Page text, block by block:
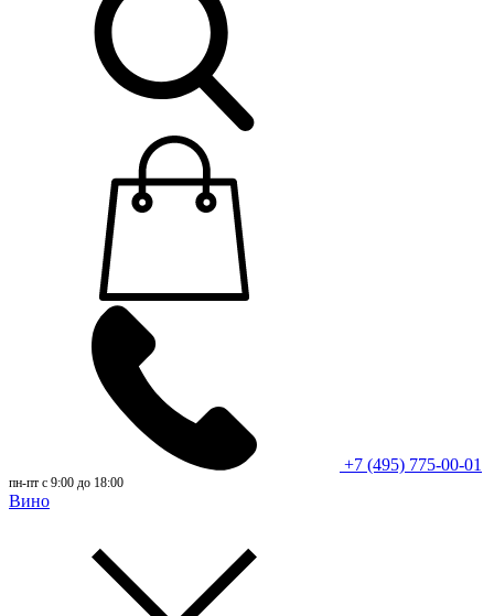
+7 (495) 775-00-01
пн-пт с 9:00 до 18:00
Вино